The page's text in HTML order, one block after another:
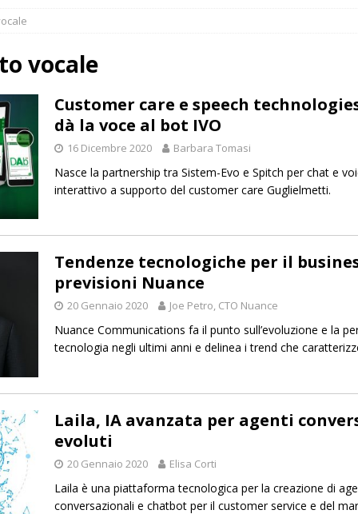
vocale
Customer care e speech
dà la voce al bot IVO
16 Dicembre 2020 Barbara Tomasi
Nasce la partnership tra Sistem-Evo e Spitch per chat e
interattivo a supporto del customer care Guglielmetti.
Tendenze tecnologiche per il
previsioni Nuance
20 Gennaio 2020 Joe Petro, CTO Nuance
Nuance Communications fa il punto sull’evoluzione e la
tecnologia negli ultimi anni e delinea i trend che
Laila, IA avanzata per agenti
evoluti
20 Gennaio 2020 Elisa Corti
Laila è una piattaforma tecnologica per la creazione di
conversazionali e chatbot per il customer service e del